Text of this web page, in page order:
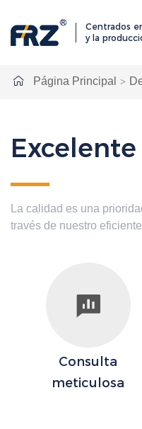
Centrados
y la
Página Principal
La calidad es una
través de nuestro
Consulta
meticulosa